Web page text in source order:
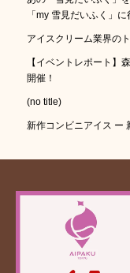
「my 雪見だいふく」
アイスクリーム業界の
【イベントレポート】
開催！
(no title)
新作コンビニアイス ー